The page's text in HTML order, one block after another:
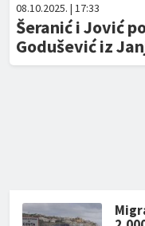
08.10.2025. | 17:33
Šeranić i Jović
Godušević iz